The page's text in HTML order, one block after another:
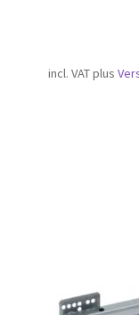
incl. VATplus